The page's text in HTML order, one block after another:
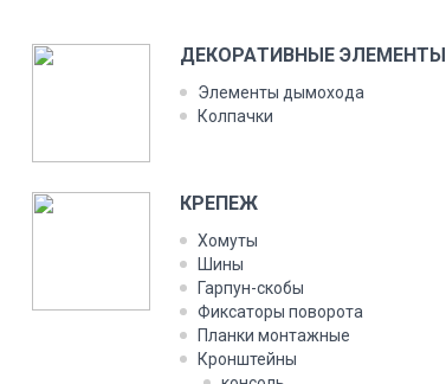
ДЕ­КОРА­ТИВ­НЫЕ ЭЛЕ­МЕН­ТЫ
Эле­мен­ты ды­мохо­да
Кол­пачки
КРЕ­ПЕЖ
Хо­муты
Ши­ны
Гар­пун-ско­бы
Фик­са­торы по­воро­та
План­ки мон­тажные
Крон­штей­ны